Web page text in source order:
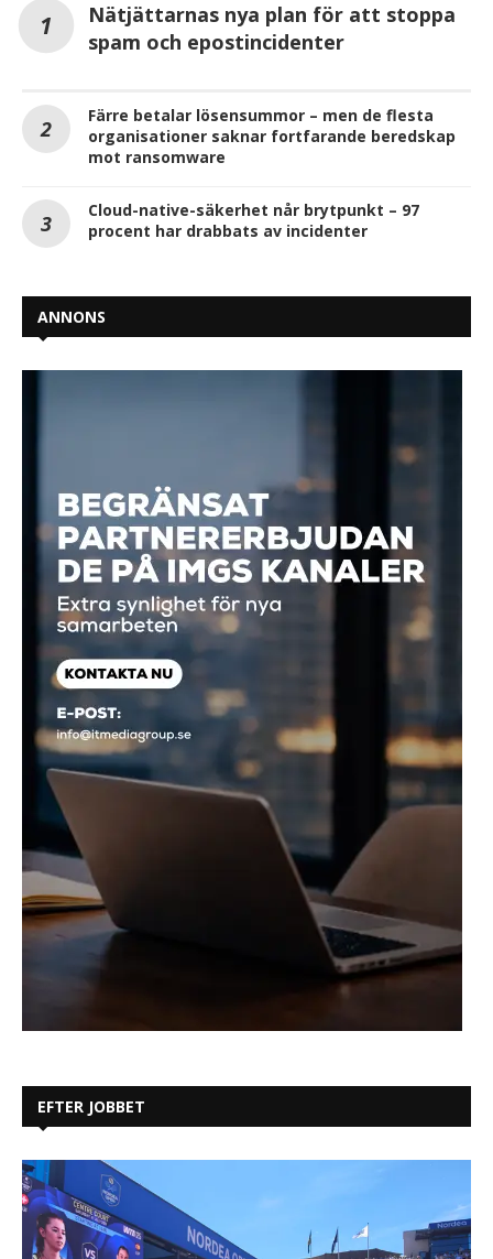
Nätjättarnas nya plan för att stoppa
spam och epostincidenter
Färre betalar lösensummor – men de flesta
organisationer saknar fortfarande beredskap
mot ransomware
Cloud-native-säkerhet når brytpunkt – 97
procent har drabbats av incidenter
ANNONS
EFTER JOBBET